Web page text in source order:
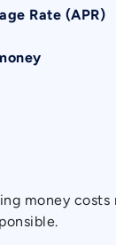
Rate (APR)
money costs